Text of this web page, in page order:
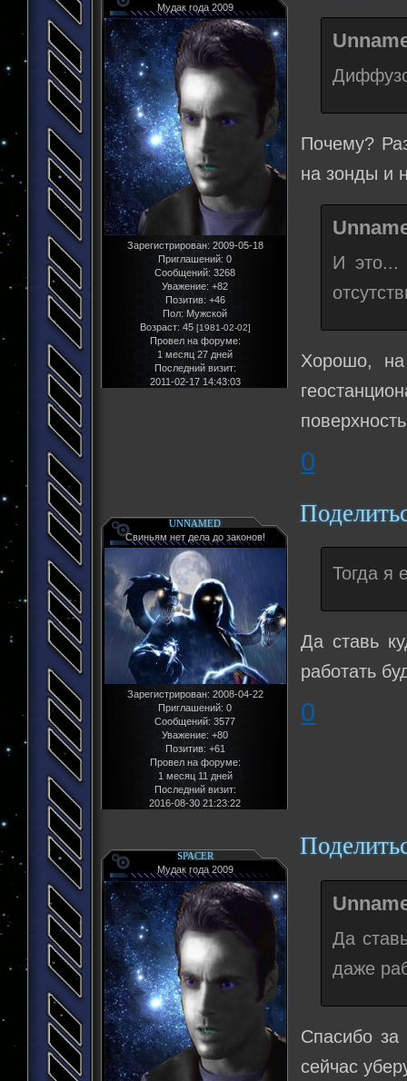
Мудак года 2009
Зарегистрирован: 2009-05-18
Приглашений: 0
Сообщений: 3268
Уважение: +82
Позитив: +46
Пол:Мужской
Возраст: 45 [1981-02-02]
Провел на форуме:
1 месяц 27 дней
Последний визит:
2011-02-17 14:43:03
Почему?
на зонды и
И это...
Хорошо,
0
UNNAMED
Свиньям нет дела до законов!
Зарегистрирован: 2008-04-22
Приглашений: 0
Сообщений: 3577
Уважение: +80
Позитив: +61
Провел на форуме:
1 месяц 11 дней
Последний визит:
2016-08-30 21:23:22
Тогда я
Да ставь
работать
0
SPACER
Мудак года 2009
Да
даже
Спасибо
сейчас